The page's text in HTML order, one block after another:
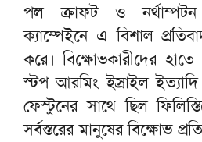
পল ক্রাফট ও নর্থাম্পটন
ক্যাম্পেইনে এ বিশাল
করে। বিক্ষোভকারীদের হাতে
স্টপ আরমিং ইস্রাইল ইত্যাদি
ফেস্টুনের সাথে ছিল
সর্বস্তরের মানুষের বিক্ষোভ